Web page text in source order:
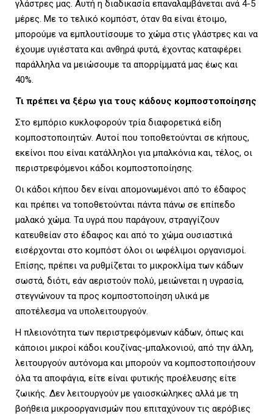
γλάστρες μας. Αυτή η διαδικασία επαναλαμβάνεται ανά 4-5
μέρες. Με το τελικό κομπόστ, όταν θα είναι έτοιμο,
μπορούμε να εμπλουτίσουμε το χώμα στις γλάστρες και να
έχουμε υγιέστατα και ανθηρά φυτά, έχοντας καταφέρει
παράλληλα να μειώσουμε τα απορρίμματά μας έως και
40%.
Τι πρέπει να ξέρω για τους κάδους κομποστοποίησης
Στο εμπόριο κυκλοφορούν τρία διαφορετικά είδη
κομποστοποιητών. Αυτοί που τοποθετούνται σε κήπους,
εκείνοι που είναι κατάλληλοι για μπαλκόνια και, τέλος, οι
περιστρεφόμενοι κάδοι κομποστοποίησης.
Οι κάδοι κήπου δεν είναι απομονωμένοι από το έδαφος
και πρέπει να τοποθετούνται πάντα πάνω σε επίπεδο
μαλακό χώμα. Τα υγρά που παράγουν, στραγγίζουν
κατευθείαν στο έδαφος και από το χώμα ουσιαστικά
εισέρχονται στο κομπόστ όλοι οι ωφέλιμοι οργανισμοί.
Επίσης, πρέπει να ρυθμίζεται το μικροκλίμα των κάδων
σωστά, διότι, εάν αεριστούν πολύ, μειώνεται η υγρασία,
στεγνώνουν τα προς κομποστοποίηση υλικά με
αποτέλεσμα να υπολειτουργούν.
Η πλειονότητα των περιστρεφόμενων κάδων, όπως και
κάποιοι μικροί κάδοι κουζίνας-μπαλκονιού, από την άλλη,
λειτουργούν αυτόνομα και μπορούν να κομποστοποιήσουν
όλα τα αποφάγια, είτε είναι φυτικής προέλευσης είτε
ζωικής. Δεν λειτουργούν με γαιοσκώληκες αλλά με τη
βοήθεια μικροοργανισμών που επιταχύνουν τις αερόβιες